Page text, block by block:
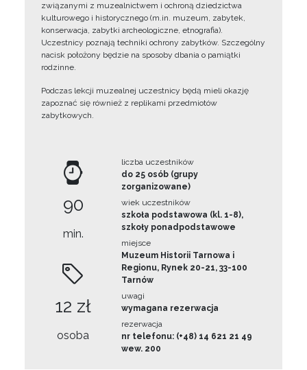
związanymi z muzealnictwem i ochroną dziedzictwa
kulturowego i historycznego (m.in. muzeum, zabytek,
konserwacja, zabytki archeologiczne, etnografia).
Uczestnicy poznają techniki ochrony zabytków. Szczególny
nacisk położony będzie na sposoby dbania o pamiątki
rodzinne.
Podczas lekcji muzealnej uczestnicy będą mieli okazję
zapoznać się również z replikami przedmiotów
zabytkowych.
90
min.
12 zł
osoba
liczba uczestników
do 25 osób (grupy
zorganizowane)
wiek uczestników
szkoła podstawowa (kl. 1-8),
szkoły ponadpodstawowe
miejsce
Muzeum Historii Tarnowa i
Regionu, Rynek 20-21, 33-100
Tarnów
uwagi
wymagana rezerwacja
rezerwacja
nr telefonu: (+48) 14 621 21 49
wew. 200